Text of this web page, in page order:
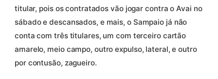
titular, pois os contratados vão jogar contra o Avai no
sábado e descansados, e mais, o Sampaio já não
conta com três titulares, um com terceiro cartão
amarelo, meio campo, outro expulso, lateral, e outro
por contusão, zagueiro.